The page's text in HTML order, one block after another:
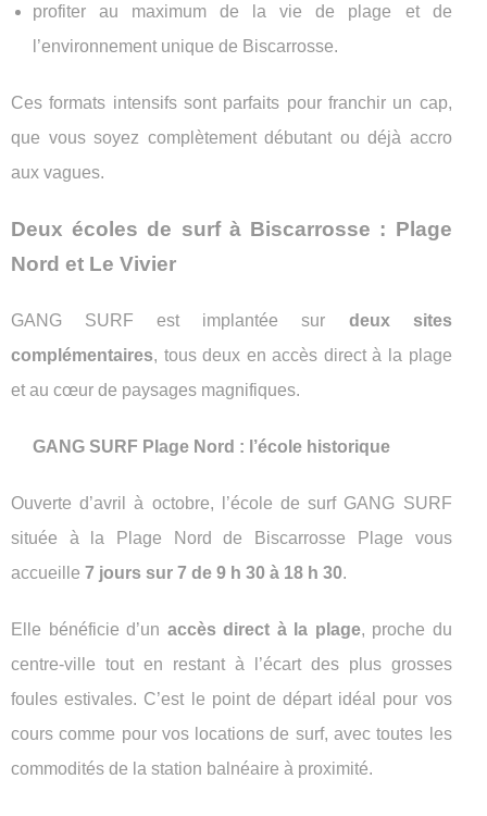
profiter au maximum de la vie de plage et de
l’environnement unique de Biscarrosse.
Ces formats intensifs sont parfaits pour franchir un cap,
que vous soyez complètement débutant ou déjà accro
aux vagues.
Deux écoles de surf à Biscarrosse : Plage
Nord et Le Vivier
GANG SURF est implantée sur deux sites
complémentaires, tous deux en accès direct à la plage
et au cœur de paysages magnifiques.
GANG SURF Plage Nord : l’école historique
Ouverte d’avril à octobre, l’école de surf GANG SURF
située à la Plage Nord de Biscarrosse Plage vous
accueille 7 jours sur 7 de 9 h 30 à 18 h 30.
Elle bénéficie d’un accès direct à la plage, proche du
centre-ville tout en restant à l’écart des plus grosses
foules estivales. C’est le point de départ idéal pour vos
cours comme pour vos locations de surf, avec toutes les
commodités de la station balnéaire à proximité.